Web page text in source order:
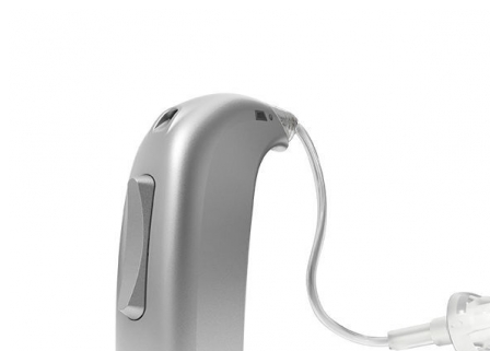
Signia Pure BCT IX
Audio Service R LI 7
Hoortoestelbatterijen
Widex filters Filters Domes
Onderhoudsartikelen
Signia Active Mini IX - Oplaadbaar
De Signia Active Mini IX is het nieuwste hoortoestel van Signia.